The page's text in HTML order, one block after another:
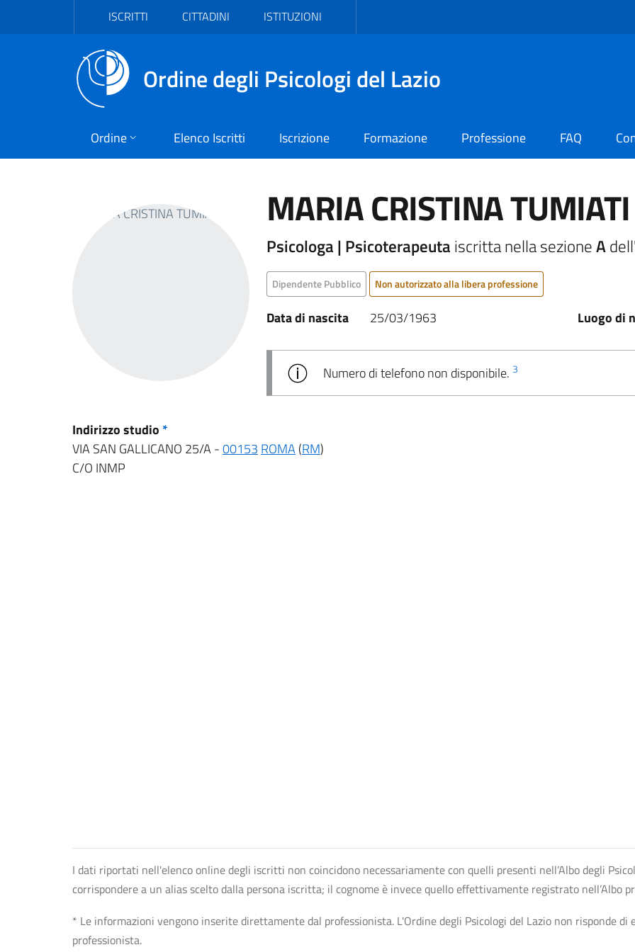
Vai al contenuto principale
ISCRITTI CITTADINI ISTITUZIONI
Ordine degli Psicologi del Lazio
Ordine Elenco Iscritti Iscrizione Formazione Professione FAQ
MARIA CRISTINA TUMIATI
Psicologa | Psicoterapeuta iscritta nella sezioneA
Dipendente Pubblico Non autorizzato alla libera professione
Data di nascita 25/03/1963 Luogo di
Numero di telefono non disponibile. 3
Indirizzo studio *
VIA SAN GALLICANO 25/A -00153 ROMA(RM)
C/O INMP
I dati riportati nell'elenco online degli iscritti non coincidono necessariamente con quelli presenti nell’Albo degli
corrispondere a un alias scelto dalla persona iscritta; il cognome è invece quello effettivamente registrato nell’Albo
* Le informazioni vengono inserite direttamente dal professionista. L'Ordine degli Psicologi del Lazio non risponde
professionista.